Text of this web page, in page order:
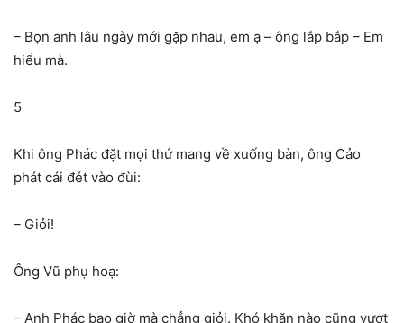
– Bọn anh lâu ngày mới gặp nhau, em ạ – ông lắp bắp – Em
hiểu mà.
5
Khi ông Phác đặt mọi thứ mang về xuống bàn, ông Cảo
phát cái đét vào đùi:
– Giỏi!
Ông Vũ phụ hoạ:
– Anh Phác bao giờ mà chẳng giỏi. Khó khăn nào cũng vượt